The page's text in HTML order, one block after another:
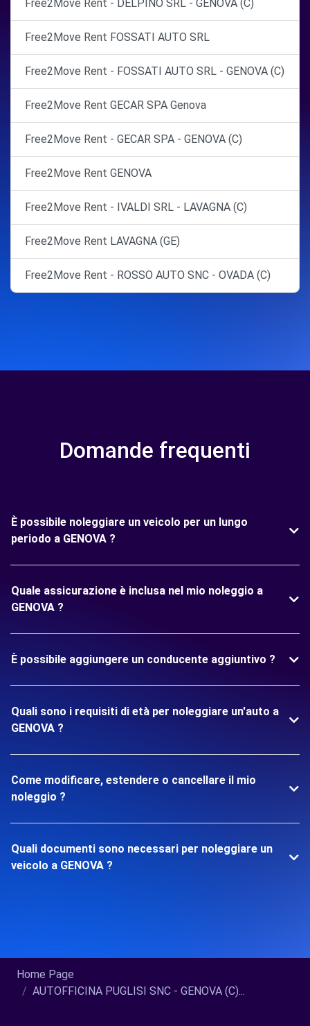
Free2Move Rent - DELPINO SRL - GENOVA (C)
Free2Move Rent FOSSATI AUTO SRL
Free2Move Rent - FOSSATI AUTO SRL - GENOVA (C)
Free2Move Rent GECAR SPA Genova
Free2Move Rent - GECAR SPA - GENOVA (C)
Free2Move Rent GENOVA
Free2Move Rent - IVALDI SRL - LAVAGNA (C)
Free2Move Rent LAVAGNA (GE)
Free2Move Rent - ROSSO AUTO SNC - OVADA (C)
Domande frequenti
È possibile noleggiare un veicolo per un lungo
periodo a GENOVA ?
Quale assicurazione è inclusa nel mio noleggio a
GENOVA ?
È possibile aggiungere un conducente aggiuntivo ?
Quali sono i requisiti di età per noleggiare un'auto a
GENOVA ?
Come modificare, estendere o cancellare il mio
noleggio ?
Quali documenti sono necessari per noleggiare un
veicolo a GENOVA ?
Home Page
AUTOFFICINA PUGLISI SNC - GENOVA (C)...